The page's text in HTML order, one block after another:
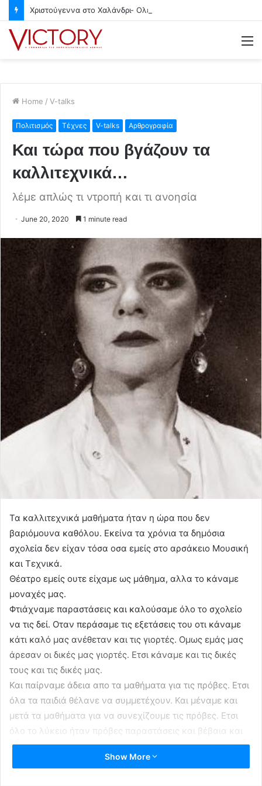
Home / V-talks
Πολιτισμός Τέχνες V-talks Αρθρογραφία
Και τώρα που βγάζουν τα
καλλιτεχνικά…
λέμε απλώς τι ντροπή και τι ανοησία
June 20, 2020 1 minute read
Τα καλλιτεχνικά μαθήματα ήταν η ώρα που δεν
βαριόμουνα καθόλου. Εκείνα τα χρόνια τα δημόσια
σχολεία δεν είχαν τόσα οσα εμείς στο αρσάκειο Μουσική
και Τεχνικά.
Θέατρο εμείς ουτε είχαμε ως μάθημα, αλλα το κάναμε
μοναχές μας.
Φτιάχναμε παραστάσεις και καλούσαμε όλο το σχολείο
να τις δεί. Οταν περάσαμε τις εξετάσεις του οτι κάναμε
κάτι καλό μας ανέθεταν και τις γιορτές. Ομως εμάς μας
άρεσαν οι δικές μας γιορτές. Ετσι κάναμε και τις δικές
τους και τις δικές μας.
Και παίρναμε άδεια απο τα μαθήματα για τις πρόβες. Ετσι
όλα τα παιδιά θέλανε να συμμετέχουν. Και μέναμε και
μετά τα μαθήματα για να συνεχίζουμε τις πρόβες. Ετσι
όλο το λύκειο ήταν πρόβες παραστάσεις και βέβαια και
μαθήματα. Στο τέλος όλες κάπου μπήκαμε απο ΑΕΙ. Αλλα
είχαμε και ωραίες αναμνήσεις άλλου τύπου απο τα
Show More